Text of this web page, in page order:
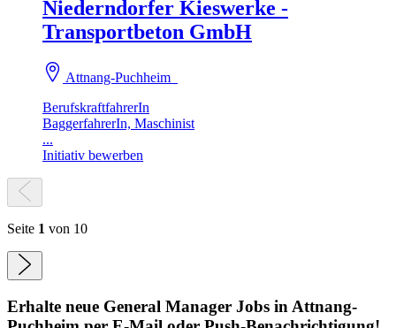
Niederndorfer Kieswerke -
Transportbeton GmbH
Attnang-Puchheim
BerufskraftfahrerIn
BaggerfahrerIn, Maschinist
...
Initiativ bewerben
Seite 1 von 10
Erhalte neue General Manager Jobs in Attnang-